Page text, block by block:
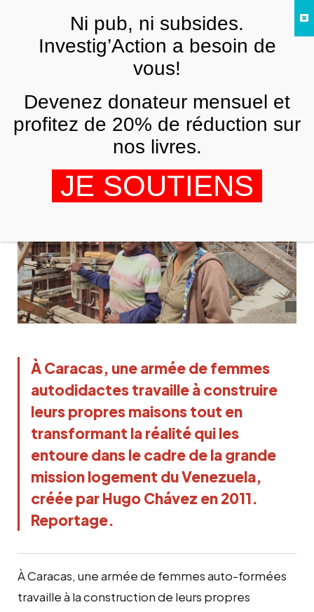
Venezuela : une armée de femmes
construit la révolution du logement
ANDREÍNA CHÁVEZ ALAVA 10 MARS 2023
À Caracas, une armée de femmes
autodidactes travaille à construire
leurs propres maisons tout en
transformant la réalité qui les
entoure dans le cadre de la grande
mission logement du Venezuela,
créée par Hugo Chávez en 2011.
Reportage.
À Caracas, une armée de femmes auto-formées
travaille à la construction de leurs propres
FRNi pub, ni subsides.
Investig’Action a besoin de
vous!
Devenez donateur mensuel et
profitez de 20% de réduction sur
nos livres.
JE SOUTIENS